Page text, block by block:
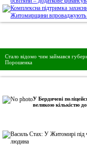
Стало відомо чим займався
Порошенка
У Бердичеві
великою кількістю